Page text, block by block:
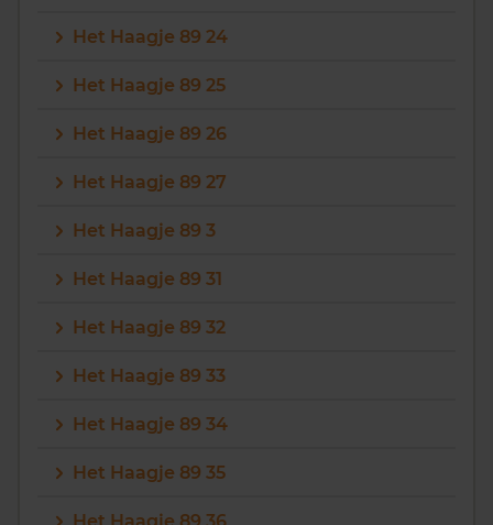
Het Haagje 89 24
Het Haagje 89 25
Het Haagje 89 26
Het Haagje 89 27
Het Haagje 89 3
Het Haagje 89 31
Het Haagje 89 32
Het Haagje 89 33
Het Haagje 89 34
Het Haagje 89 35